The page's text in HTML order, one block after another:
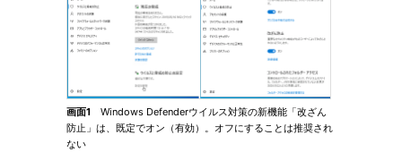
画面1 Windows Defenderウイルス対策の新機能「改ざん
防止」は、既定でオン（有効）。オフにすることは推奨され
ない